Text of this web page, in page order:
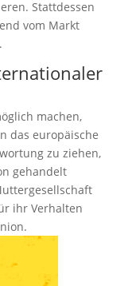
Stattdessen
vom Markt
machen,
das europäische
zu ziehen,
gehandelt
ihr Verhalten